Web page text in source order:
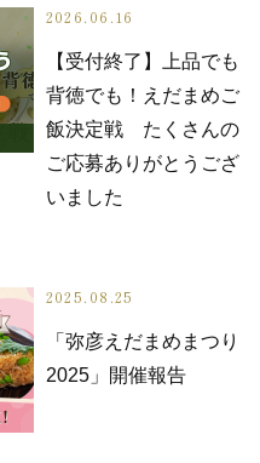
レシピ
知らせ
い合わせ
2026.06.16
【受付終了】上品でも
背徳でも！えだまめご
飯決定戦 たくさんの
ご応募ありがとうござ
いました
2025.08.25
「弥彦えだまめまつり
2025」開催報告